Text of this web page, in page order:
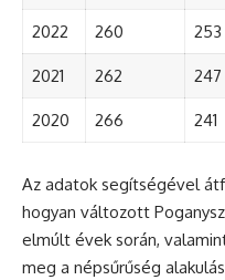
2022 260 253
2021 262 247
2020 266 241
Az adatok segítségével
hogyan változott
elmúlt évek során,
meg a népsűrűség